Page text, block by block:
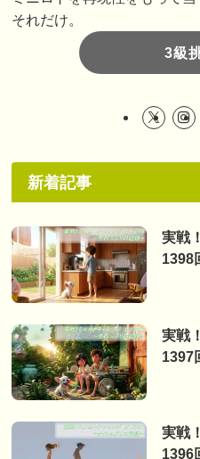
それだけ。
3級
新着記事
実戦
1398
実戦
1397
実戦
1396